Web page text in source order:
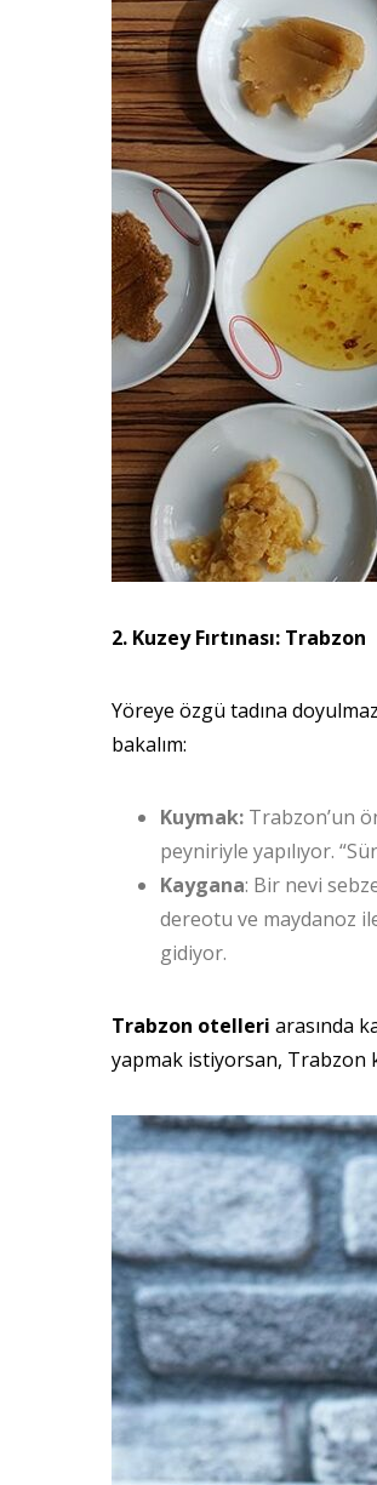
2. Kuzey Fırtınası: Trabzon
Yöreye özgü tadına
bakalım:
Kuymak: Trabzon’un
peyniriyle yapılıyor.
Kaygana: Bir nevi
dereotu ve maydanoz
gidiyor.
Trabzon otelleri arasında
yapmak istiyorsan, Trabzon